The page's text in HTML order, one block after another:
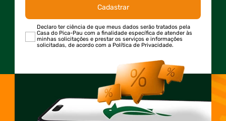
Cadastrar
Declaro ter ciência de que meus dados serão tratados pela
Casa do Pica-Pau com a finalidade específica de atender às
minhas solicitações e prestar os serviços e informações
solicitadas, de acordo com a Política de Privacidade.